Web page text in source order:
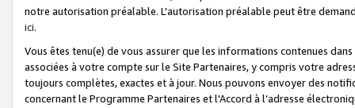
notre autorisation préalable. L'autorisation préalable peut être
ici.
Vous êtes tenu(e) de vous assurer que les informations contenues
associées à votre compte sur le Site Partenaires, y compris votre
toujours complètes, exactes et à jour. Nous pouvons envoyer des
concernant le Programme Partenaires et l'Accord à l’adresse